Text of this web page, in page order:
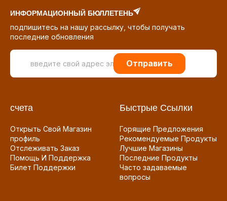
ИНФОРМАЦИОННЫЙ БЮЛЛЕТЕНЬ
подпишитесь на нашу рассылку, чтобы получать
последние обновления
Отправить
счета
Открыть Свой Магазин
профиль
Отслеживать Заказ
Помощь И Поддержка
Билет Поддержки
Быстрые Ссылки
Горящие Предложения
Рекомендуемые Продукты
Лучшие Магазины
Последние Продукты
Часто задаваемые
вопросы